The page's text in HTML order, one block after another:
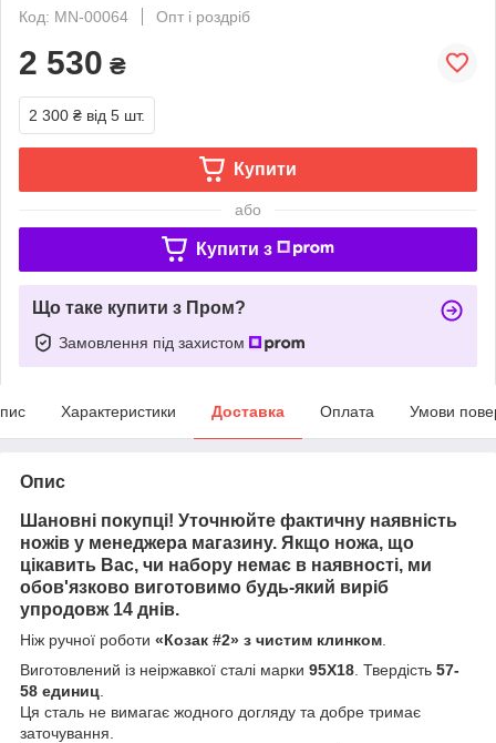
Код: MN-00064
Опт і роздріб
2 530 ₴
2 300 ₴ від 5 шт.
Купити
або
Купити з
Що таке купити з Пром?
Замовлення під захистом
Характеристики Доставка Оплата Умови
Опис
Шановні покупці! Уточнюйте фактичну наявність
ножів у менеджера магазину. Якщо ножа, що
цікавить Вас, чи набору немає в наявності, ми
обов'язково виготовимо будь-який виріб
упродовж 14 днів.
Ніж ручної роботи «Козак #2» з чистим клинком
Виготовлений із неіржавкої сталі марки 95Х18 . Твердість 57-
58 единиц
Ця сталь не вимагає жодного догляду та добре тримає
заточування.